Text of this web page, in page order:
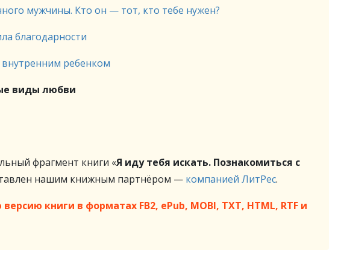
мужчины. Кто он — тот, кто тебе нужен?
благодарности
внутренним ребенком
виды любви
фрагмент книги «Я иду тебя искать. Познакомиться с
нашим книжным партнёром — компанией ЛитРес.
книги в форматах FB2, ePub, MOBI, TXT, HTML, RTF и